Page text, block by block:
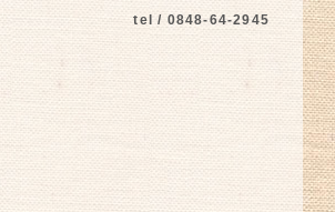
tel / 0848-64-2945